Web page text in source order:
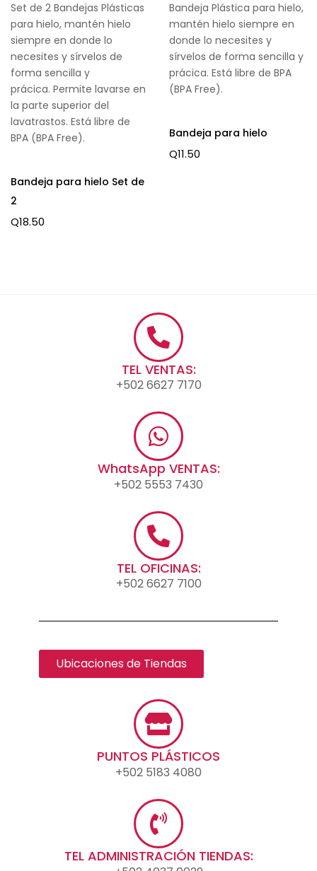
Set de 2 Bandejas Plásticas
para hielo, mantén hielo
siempre en donde lo
necesites y sírvelos de
forma sencilla y
prácica. Permite lavarse en
la parte superior del
lavatrastos. Está libre de
BPA (BPA Free).
Bandeja para hielo Set de
2
Q18.50
Bandeja Plástica para hielo,
mantén hielo siempre en
donde lo necesites y
sírvelos de forma sencilla y
prácica. Está libre de BPA
(BPA Free).
Bandeja para hielo
Q11.50
TEL VENTAS:
+502 6627 7170
WhatsApp VENTAS:
+502 5553 7430
TEL OFICINAS:
+502 6627 7100
Ubicaciones de Tiendas
PUNTOS PLÁSTICOS
+502 5183 4080
TEL ADMINISTRACIÓN TIENDAS: